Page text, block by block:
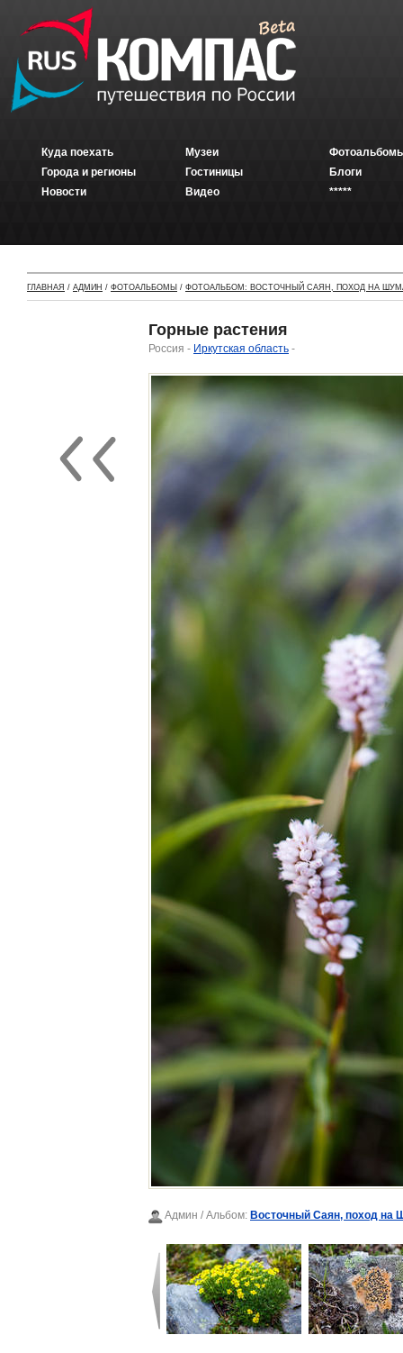
Куда поехать
Города и регионы
Новости
Музеи
Гостиницы
Видео
Блоги
*****
ГЛАВНАЯ / АДМИН / ФОТОАЛЬБОМЫ / ФОТОАЛЬБОМ: ВОСТОЧНЫЙ САЯН, ПОХОД НА
Горные растения
Россия - Иркутская область -
Админ / Альбом: Восточный Саян, поход на